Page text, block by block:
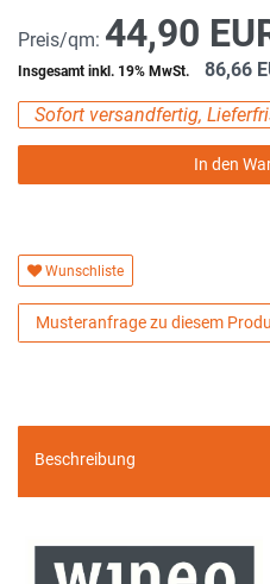
Preis/qm: 44,90
Insgesamt inkl. 19% MwSt. 86,66
Sofort versandfertig,
In den
Wunschliste
Musteranfrage zu diesem
Beschreibung